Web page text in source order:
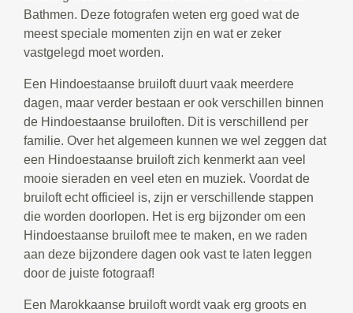
Bathmen. Deze fotografen weten erg goed wat de
meest speciale momenten zijn en wat er zeker
vastgelegd moet worden.
Een Hindoestaanse bruiloft duurt vaak meerdere
dagen, maar verder bestaan er ook verschillen binnen
de Hindoestaanse bruiloften. Dit is verschillend per
familie. Over het algemeen kunnen we wel zeggen dat
een Hindoestaanse bruiloft zich kenmerkt aan veel
mooie sieraden en veel eten en muziek. Voordat de
bruiloft echt officieel is, zijn er verschillende stappen
die worden doorlopen. Het is erg bijzonder om een
Hindoestaanse bruiloft mee te maken, en we raden
aan deze bijzondere dagen ook vast te laten leggen
door de juiste fotograaf!
Een Marokkaanse bruiloft wordt vaak erg groots en